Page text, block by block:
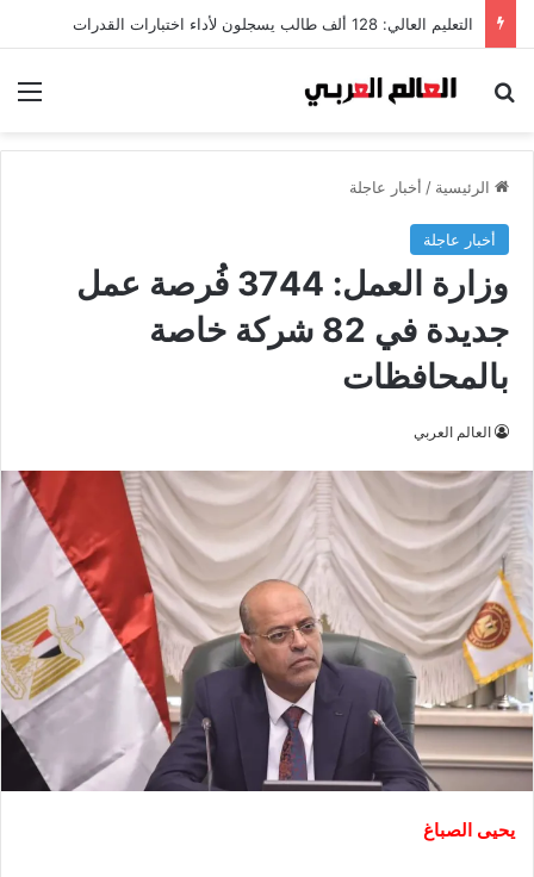
التعليم العالي: 128 ألف طالب يسجلون لأداء اختبارات القدرات
بحث عن
الرئيسية / أخبار عاجلة
أخبار عاجلة
وزارة العمل: 3744 فُرصة عمل
جديدة في 82 شركة خاصة
بالمحافظات
العالم العربي
يحيى الصباغ